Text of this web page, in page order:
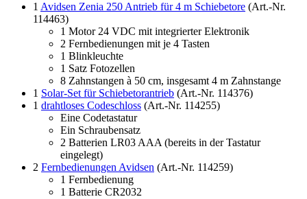
1 Avidsen Zenia 250 Antrieb für 4 m Schiebetore (Art.-Nr.
114463)
1 Motor 24 VDC mit integrierter Elektronik
2 Fernbedienungen mit je 4 Tasten
1 Blinkleuchte
1 Satz Fotozellen
8 Zahnstangen à 50 cm, insgesamt 4 m Zahnstange
1 Solar-Set für Schiebetorantrieb (Art.-Nr. 114376)
1 drahtloses Codeschloss (Art.-Nr. 114255)
Eine Codetastatur
Ein Schraubensatz
2 Batterien LR03 AAA (bereits in der Tastatur
eingelegt)
2 Fernbedienungen Avidsen (Art.-Nr. 114259)
1 Fernbedienung
1 Batterie CR2032